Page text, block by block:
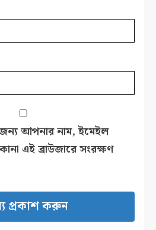
জন্য আপনার নাম, ইমেইল
এই ব্রাউজারে সংরক্ষণ